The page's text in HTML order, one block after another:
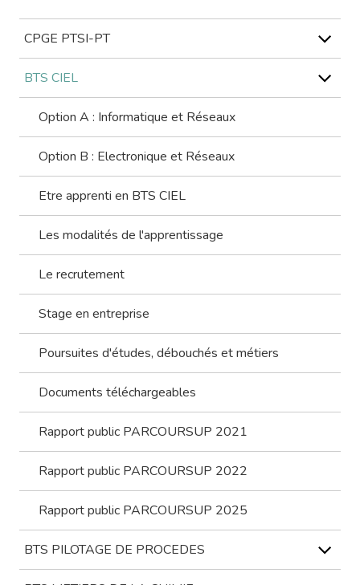
CPGE PTSI-PT
BTS CIEL
Option A : Informatique et Réseaux
Option B : Electronique et Réseaux
Etre apprenti en BTS CIEL
Les modalités de l'apprentissage
Le recrutement
Stage en entreprise
Poursuites d'études, débouchés et métiers
Documents téléchargeables
Rapport public PARCOURSUP 2021
Rapport public PARCOURSUP 2022
Rapport public PARCOURSUP 2025
BTS PILOTAGE DE PROCEDES